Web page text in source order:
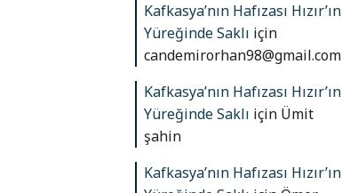
Kafkasya’nın Hafızası Hızır’ın
Yüreğinde Saklı için
candemirorhan98@gmail.com
Kafkasya’nın Hafızası Hızır’ın
Yüreğinde Saklı için Ümit
şahin
Kafkasya’nın Hafızası Hızır’ın